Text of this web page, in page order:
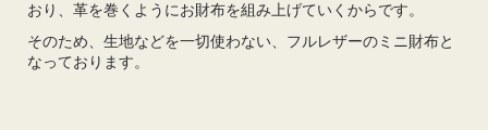
おり、革を巻くようにお財布を組み上げていくからです。
そのため、生地などを一切使わない、フルレザーのミニ財布と
なっております。